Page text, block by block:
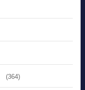
(364)